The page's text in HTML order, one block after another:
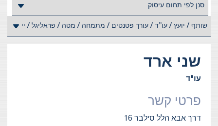
שני ארד
עו"ד
פרטי קשר
דרך אבא הלל סילבר 16